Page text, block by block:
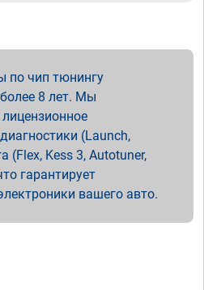
по чип тюнингу
8 лет. Мы
(Launch,
(Flex, Kess 3, Autotuner,
гарантирует
вашего авто.